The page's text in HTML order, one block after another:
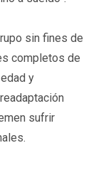
sin fines de
completos de
y
sufrir